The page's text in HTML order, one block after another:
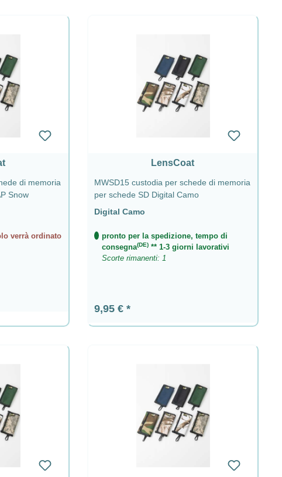
di memoria
Snow
verrà ordinato
LensCoat
MWSD15 custodia per schede di memoria
per schede SD Digital Camo
Digital Camo
pronto per la spedizione, tempo di
consegna(DE)** 1-3 giorni lavorativi
Scorte rimanenti: 1
Prezzo normale:
9,95 €